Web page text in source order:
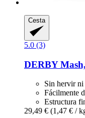
Cesta
5.0 (3)
DERBY
Sin hervir ni
Fácilmente
Estructura
29,49 € (1,47 € /